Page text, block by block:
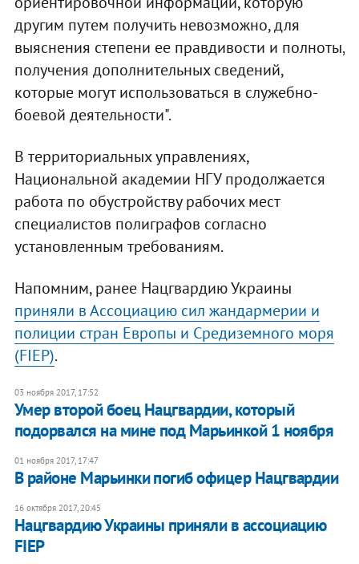
другим путем получить невозможно, для
выяснения степени ее правдивости и полноты,
получения дополнительных сведений,
которые могут использоваться в служебно-
боевой деятельности".
В территориальных управлениях,
Национальной академии НГУ продолжается
работа по обустройству рабочих мест
специалистов полиграфов согласно
установленным требованиям.
Напомним, ранее Нацгвардию Украины
приняли в Ассоциацию сил жандармерии и
полиции стран Европы и Средиземного моря
(FIEP).
03 ноября 2017, 17:52
Умер второй боец Нацгвардии, который
подорвался на мине под Марьинкой 1 ноября
01 ноября 2017, 17:47
В районе Марьинки погиб офицер Нацгвардии
16 октября 2017, 20:45
Нацгвардию Украины приняли в ассоциацию
FIEP